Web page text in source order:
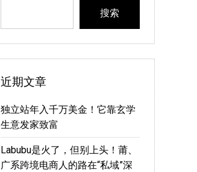
搜索
近期文章
独立站年入千万美金！它靠玄学
生意发家致富
Labubu是火了，但别上头！莆、
广系跨境电商人的路在“私域”深